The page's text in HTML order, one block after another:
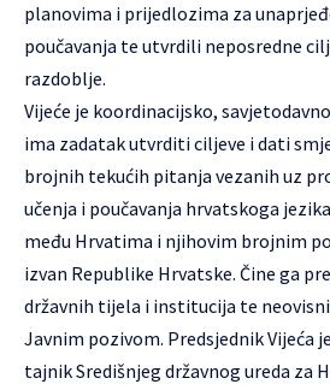
planovima i prijedlozima za
poučavanja te utvrdili neposredne
razdoblje.
Vijeće je koordinacijsko,
ima zadatak utvrditi ciljeve i dati
brojnih tekućih pitanja vezanih uz
učenja i poučavanja hrvatskoga
među Hrvatima i njihovim brojnim
izvan Republike Hrvatske. Čine ga
državnih tijela i institucija te
Javnim pozivom. Predsjednik Vijeća
tajnik Središnjeg državnog ureda za